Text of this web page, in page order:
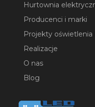
Hurtownia
Producenci i marki
Projekty oświetlenia
Realizacje
O nas
Blog